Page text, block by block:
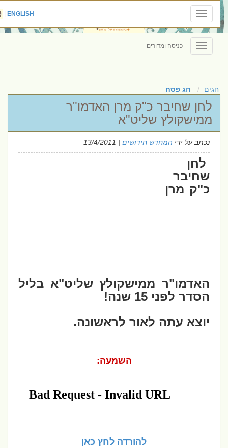
Toggle
navigation
ENGLISH
|
Toggle
navigation
כניסה ומדורים
חגים חג פסח
לחן שחיבר כ"ק מרן האדמו"ר
ממישקולץ שליט"א
נכתב על ידיהמחדש חידושים| 13/4/2011
לחן
שחיבר
כ"ק מרן
האדמו"ר ממישקולץ שליט"א בליל
הסדר לפני 15 שנה!
יוצא עתה לאור לראשונה.
השמעה:
להורדה לחץ כאן